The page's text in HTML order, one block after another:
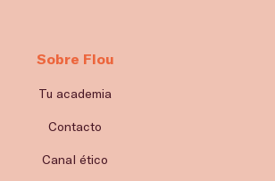
Sobre Flou
Tu academia
Contacto
Canal ético